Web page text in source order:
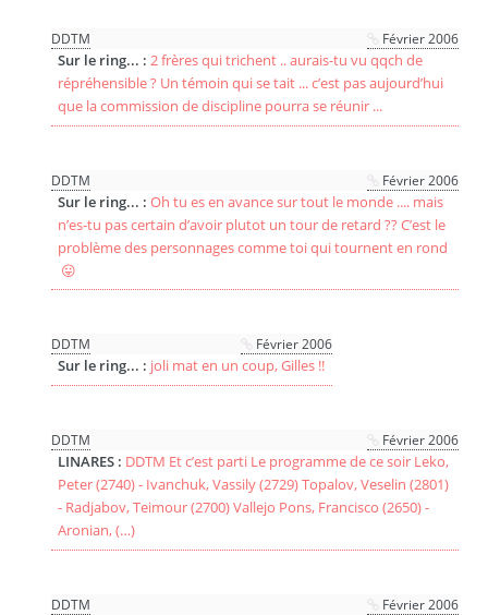
DDTM Février 2006
Sur le ring... :2 frères qui trichent .. aurais-tu vu qqch de
répréhensible ? Un témoin qui se tait ... c’est pas aujourd’hui
que la commission de discipline pourra se réunir ...
DDTM Février 2006
Sur le ring... :Oh tu es en avance sur tout le monde .... mais
n’es-tu pas certain d’avoir plutot un tour de retard ?? C’est le
problème des personnages comme toi qui tournent en rond
😛
DDTM Février 2006
Sur le ring... : joli mat en un coup, Gilles !!
DDTM Février 2006
LINARES : DDTM Et c’est parti Le programme de ce soir Leko,
Peter (2740) - Ivanchuk, Vassily (2729) Topalov, Veselin (2801)
- Radjabov, Teimour (2700) Vallejo Pons, Francisco (2650) -
Aronian, (…)
DDTM Février 2006